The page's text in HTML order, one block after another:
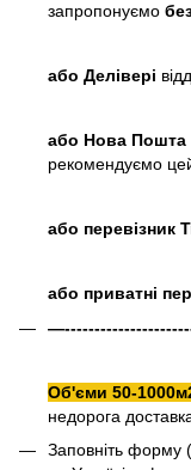
запропонуємо
або Делівері
або Нова Пошта
рекомендуємо
або перевізник
або приватні
Об'єми 50-
недорога
Заповніть форму